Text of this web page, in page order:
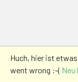
Huch, hier ist
went wrong :-( Neu